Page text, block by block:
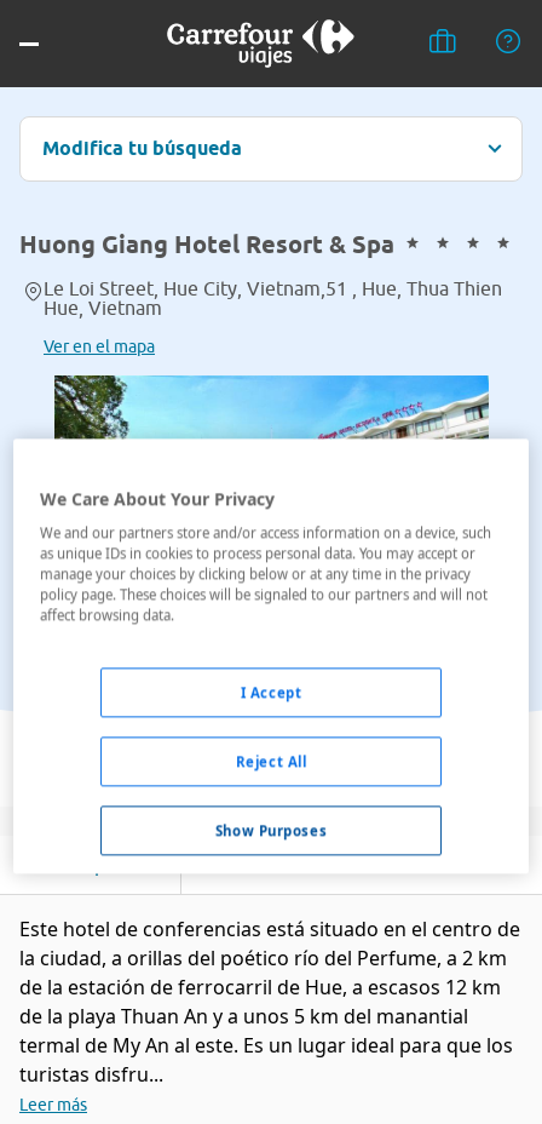
Modifica tu búsqueda
Huong Giang Hotel Resort & Spa
Le Loi Street, Hue City, Vietnam,51 , Hue, Thua Thien
Hue, Vietnam
Ver en el mapa
Ver en el mapa
Este hotel de conferencias está situado en el centro de
la ciudad, a orillas del poético río del Perfume, a 2 km
de la estación de ferrocarril de Hue, a escasos 12 km
de la playa Thuan An y a unos 5 km del manantial
termal de My An al este. Es un lugar ideal para que los
turistas disfru...
Leer más
We Care About Your Privacy
We and our partners store and/or access information on a device, such
as unique IDs in cookies to process personal data. You may accept or
manage your choices by clicking below or at any time in the privacy
policy page. These choices will be signaled to our partners and will not
affect browsing data.
Show Purposes
Reject All
I Accept